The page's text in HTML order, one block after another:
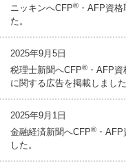
ニッキンへCFP® ・AFP資
た。
2025年9月5日
税理士新聞へCFP® ・AFP
に関する広告を掲載しました
2025年9月1日
金融経済新聞へCFP® ・
した。